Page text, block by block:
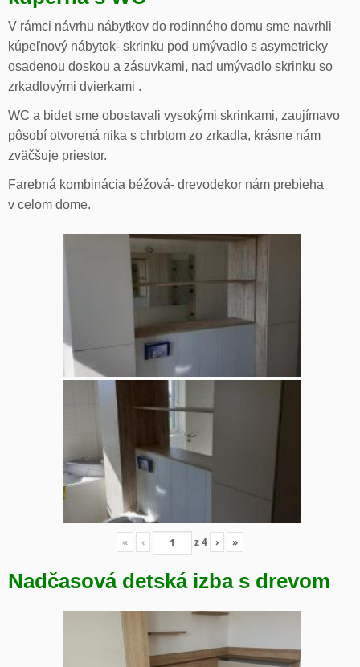
V rámci návrhu nábytkov do rodinného domu sme navrhli
kúpeľnový nábytok- skrinku pod umývadlo s asymetricky
osadenou doskou a zásuvkami, nad umývadlo skrinku so
zrkadlovými dvierkami .
WC a bidet sme obostavali vysokými skrinkami, zaujímavo
pôsobí otvorená nika s chrbtom zo zrkadla, krásne nám
zväčšuje priestor.
Farebná kombinácia béžová- drevodekor nám prebieha
v celom dome.
« ‹ z4 › »
Nadčasová detská izba s drevom